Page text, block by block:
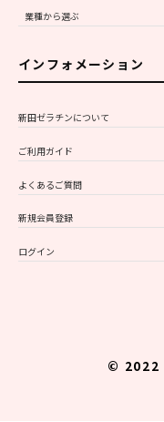
業種から選ぶ
インフォメーション
新田ゼラチンについて
ご利用ガイド
よくあるご質問
新規会員登録
ログイン
©